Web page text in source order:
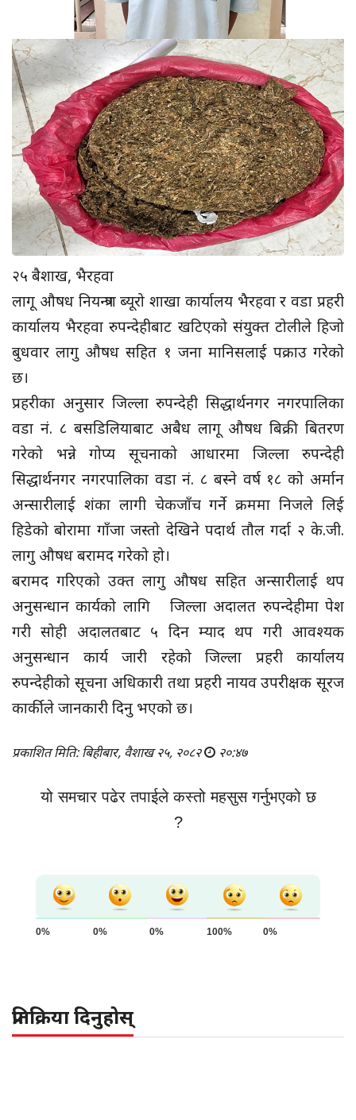
२५ बैशाख, भैरहवा
लागू औषध नियन्त्रण ब्यूरो शाखा कार्यालय भैरहवा र वडा प्रहरी
कार्यालय भैरहवा रुपन्देहीबाट खटिएको संयुक्त टोलीले हिजो
बुधवार लागु औषध सहित १ जना मानिसलाई पक्राउ गरेको
छ।
प्रहरीका अनुसार जिल्ला रुपन्देही सिद्धार्थनगर नगरपालिका
वडा नं. ८ बसडिलियाबाट अबैध लागू औषध बिक्री बितरण
गरेको भन्ने गोप्य सूचनाको आधारमा जिल्ला रुपन्देही
सिद्धार्थनगर नगरपालिका वडा नं. ८ बस्ने वर्ष १८ को अर्मान
अन्सारीलाई शंका लागी चेकजाँच गर्ने क्रममा निजले लिई
हिडेको बोरामा गाँजा जस्तो देखिने पदार्थ तौल गर्दा २ के.जी.
लागु औषध बरामद गरेको हो।
बरामद गरिएको उक्त लागु औषध सहित अन्सारीलाई थप
अनुसन्धान कार्यको लागि जिल्ला अदालत रुपन्देहीमा पेश
गरी सोही अदालतबाट ५ दिन म्याद थप गरी आवश्यक
अनुसन्धान कार्य जारी रहेको जिल्ला प्रहरी कार्यालय
रुपन्देहीको सूचना अधिकारी तथा प्रहरी नायव उपरीक्षक सूरज
कार्कीले जानकारी दिनु भएको छ।
प्रकाशित मिति: बिहीबार, वैशाख २५, २०८२ २०:४७
यो समचार पढेर तपाईले कस्तो महसुस गर्नुभएको छ
?
0% 0% 0% 100% 0%
प्रतिक्रिया दिनुहोस्